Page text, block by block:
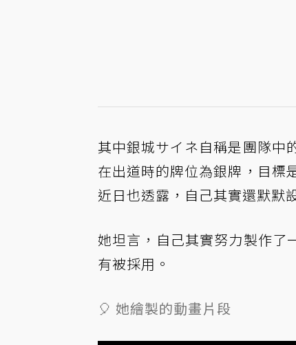
其中銀城サイネ自稱是團隊中
在出道時的牌位為銀牌，目標
近日也透露，自己其實還默
她坦言，自己其實努力製作了
有被採用。
🎈 她繪製的動畫片段